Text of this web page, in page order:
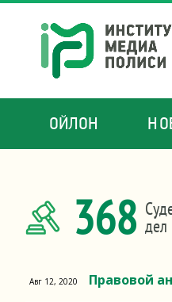
ОЙЛОН
368 дел
Правовой
Авг 12, 2020